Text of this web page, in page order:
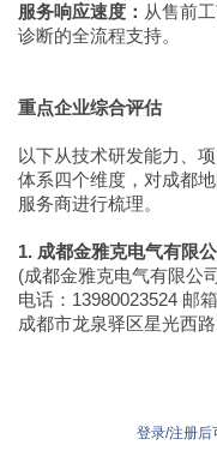
服务响应速度： 从售前
诊断的全流程支持。
重点企业综合评估
以下从技术研发能力、
体系四个维度，对成都
服务商进行梳理。
1. 成都金雅克电气有限公
(成都金雅克电气有限公
电话：13980023524 邮
成都市龙泉驿区星光西
登录/注册后